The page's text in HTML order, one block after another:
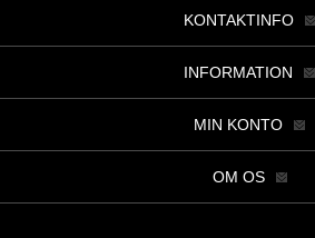
KONTAKTINFO
INFORMATION
MIN KONTO
OM OS